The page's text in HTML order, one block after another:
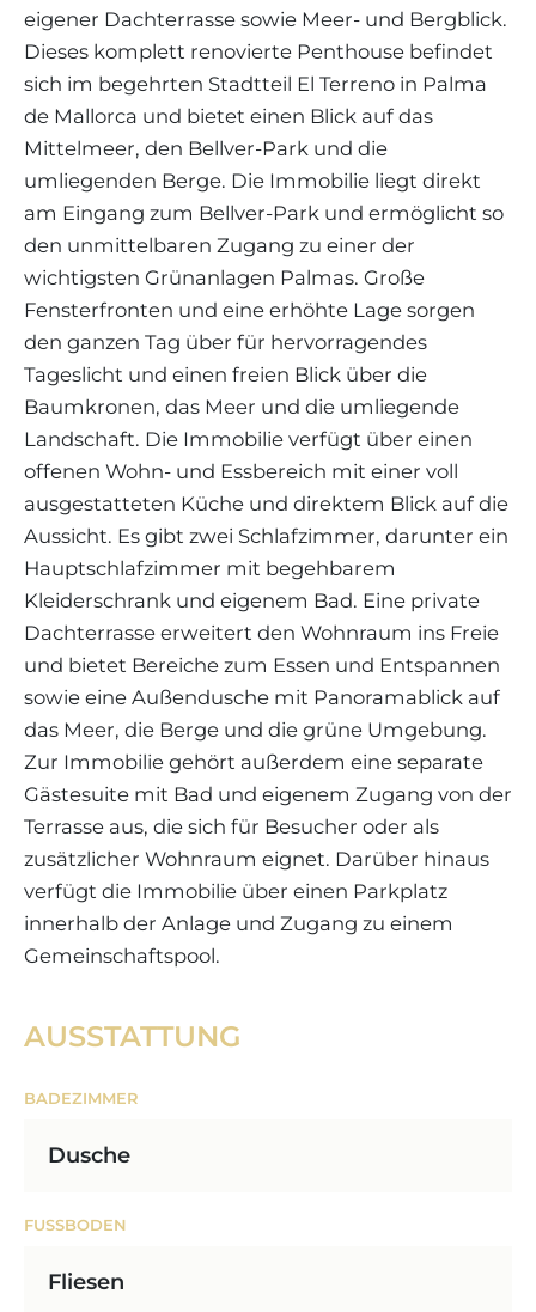
eigener Dachterrasse sowie Meer- und Bergblick.
Dieses komplett renovierte Penthouse befindet
sich im begehrten Stadtteil El Terreno in Palma
de Mallorca und bietet einen Blick auf das
Mittelmeer, den Bellver-Park und die
umliegenden Berge. Die Immobilie liegt direkt
am Eingang zum Bellver-Park und ermöglicht so
den unmittelbaren Zugang zu einer der
wichtigsten Grünanlagen Palmas. Große
Fensterfronten und eine erhöhte Lage sorgen
den ganzen Tag über für hervorragendes
Tageslicht und einen freien Blick über die
Baumkronen, das Meer und die umliegende
Landschaft. Die Immobilie verfügt über einen
offenen Wohn- und Essbereich mit einer voll
ausgestatteten Küche und direktem Blick auf die
Aussicht. Es gibt zwei Schlafzimmer, darunter ein
Hauptschlafzimmer mit begehbarem
Kleiderschrank und eigenem Bad. Eine private
Dachterrasse erweitert den Wohnraum ins Freie
und bietet Bereiche zum Essen und Entspannen
sowie eine Außendusche mit Panoramablick auf
das Meer, die Berge und die grüne Umgebung.
Zur Immobilie gehört außerdem eine separate
Gästesuite mit Bad und eigenem Zugang von der
Terrasse aus, die sich für Besucher oder als
zusätzlicher Wohnraum eignet. Darüber hinaus
verfügt die Immobilie über einen Parkplatz
innerhalb der Anlage und Zugang zu einem
Gemeinschaftspool.
AUSSTATTUNG
BADEZIMMER
Dusche
FUSSBODEN
Fliesen